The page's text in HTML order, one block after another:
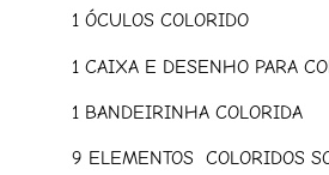
1 ÓCULOS COLORIDO
1 CAIXA E DESENHO PARA
1 BANDEIRINHA COLORIDA
9 ELEMENTOS COLORIDOS